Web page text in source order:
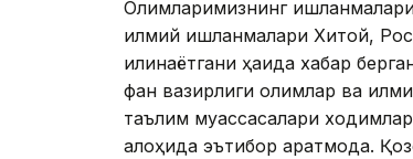
Олимларимизнинг ишланмалари
илмий ишланмалари Хитой,
қилинаётгани ҳақида хабар
фан вазирлиги олимлар ва
таълим муассасалари
алоҳида эътибор қаратмоқда.